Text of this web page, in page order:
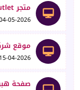
متجر The Outlet
05-2026
موقع
15-04-2026
صفحة